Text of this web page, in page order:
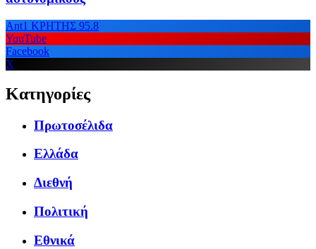
Ant1 ΚΡΗΤΗΣ 95.8
YouTube
Facebook
X
Κατηγορίες
Πρωτοσέλιδα
Ελλάδα
Διεθνή
Πολιτική
Εθνικά